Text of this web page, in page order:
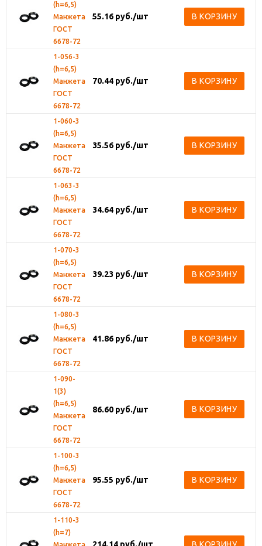
(h=6,5)
Манжета
ГОСТ
6678-72
55.16 руб./шт В КОРЗИНУ
1-056-3
(h=6,5)
Манжета
ГОСТ
6678-72
70.44 руб./шт В КОРЗИНУ
1-060-3
(h=6,5)
Манжета
ГОСТ
6678-72
35.56 руб./шт В КОРЗИНУ
1-063-3
(h=6,5)
Манжета
ГОСТ
6678-72
34.64 руб./шт В КОРЗИНУ
1-070-3
(h=6,5)
Манжета
ГОСТ
6678-72
39.23 руб./шт В КОРЗИНУ
1-080-3
(h=6,5)
Манжета
ГОСТ
6678-72
41.86 руб./шт В КОРЗИНУ
1-090-
1(3)
(h=6,5)
Манжета
ГОСТ
6678-72
86.60 руб./шт В КОРЗИНУ
1-100-3
(h=6,5)
Манжета
ГОСТ
6678-72
95.55 руб./шт В КОРЗИНУ
1-110-3
(h=7)